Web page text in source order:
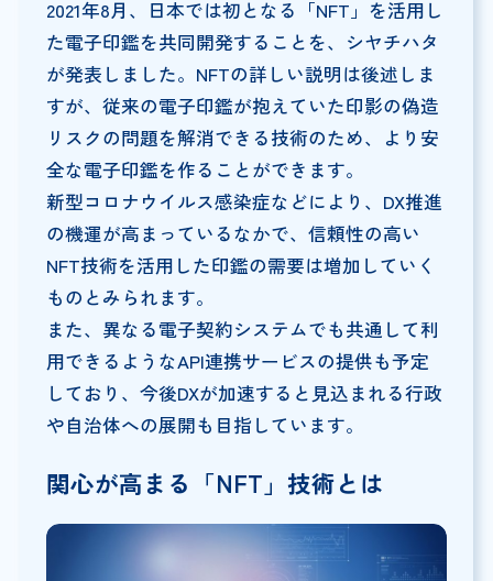
2021年8月、日本では初となる「NFT」を活用し
た電子印鑑を共同開発することを、シヤチハタ
が発表しました。NFTの詳しい説明は後述しま
すが、従来の電子印鑑が抱えていた印影の偽造
リスクの問題を解消できる技術のため、より安
全な電子印鑑を作ることができます。
新型コロナウイルス感染症などにより、DX推進
の機運が高まっているなかで、信頼性の高い
NFT技術を活用した印鑑の需要は増加していく
ものとみられます。
また、異なる電子契約システムでも共通して利
用できるようなAPI連携サービスの提供も予定
しており、今後DXが加速すると見込まれる行政
や自治体への展開も目指しています。
関心が高まる「NFT」技術とは